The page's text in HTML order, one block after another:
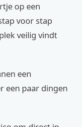
op een
voor stap
veilig vindt
een
een paar dingen